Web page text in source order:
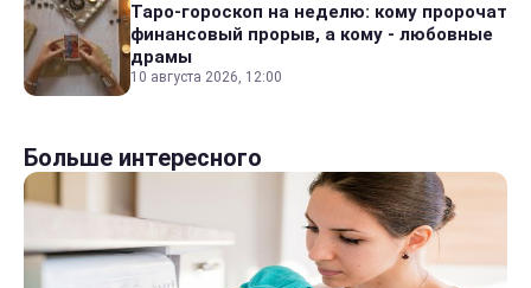
Таро-гороскоп на неделю: кому пророчат
финансовый прорыв, а кому - любовные
драмы
10 августа 2026, 12:00
Больше интересного